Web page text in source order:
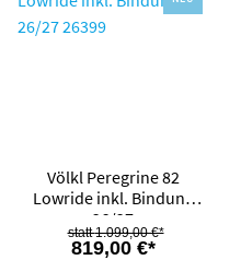
Völkl Peregrine 82
Lowride inkl. Bindung
26/27
819,00 €*
1.099,00 €*